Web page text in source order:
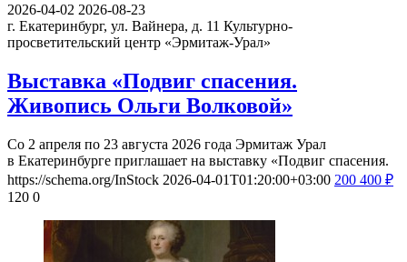
2026-04-02 2026-08-23
г. Екатеринбург, ул. Вайнера, д. 11 Культурно-
просветительский центр «Эрмитаж-Урал»
Выставка «Подвиг спасения.
Живопись Ольги Волковой»
Со 2 апреля по 23 августа 2026 года Эрмитаж Урал
в Екатеринбурге приглашает на выставку «Подвиг спасения.
https://schema.org/InStock 2026-04-01T01:20:00+03:00 200 400 ₽
120 0